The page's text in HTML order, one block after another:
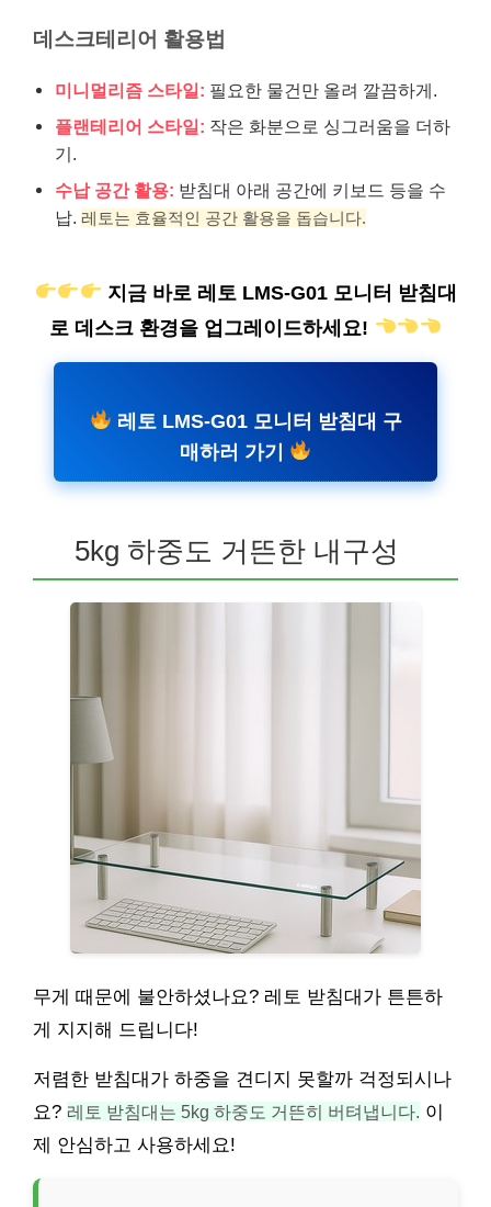
데스크테리어 활용법
미니멀리즘 스타일: 필요한 물건만 올려 깔끔하게.
플랜테리어 스타일: 작은 화분으로 싱그러움을 더하
기.
수납 공간 활용: 받침대 아래 공간에 키보드 등을 수
납. 레토는 효율적인 공간 활용을 돕습니다.
지금 바로 레토 LMS-G01 모니터 받침대
로 데스크 환경을 업그레이드하세요!
레토 LMS-G01 모니터 받침대 구
매하러 가기
5kg 하중도 거뜬한 내구성
무게 때문에 불안하셨나요? 레토 받침대가 튼튼하
게 지지해 드립니다!
저렴한 받침대가 하중을 견디지 못할까 걱정되시나
요? 레토 받침대는 5kg 하중도 거뜬히 버텨냅니다. 이
제 안심하고 사용하세요!